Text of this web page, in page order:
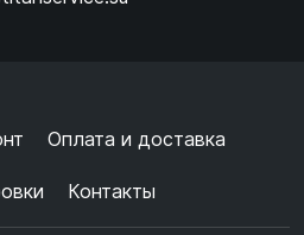
Оплата и доставка
Контакты